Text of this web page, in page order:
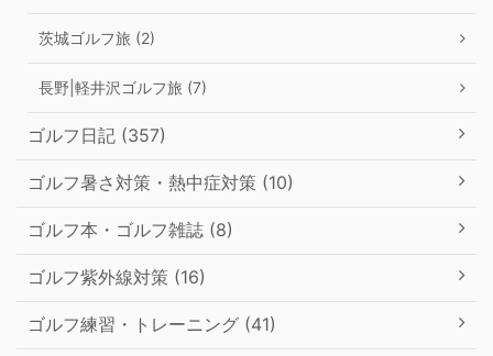
茨城ゴルフ旅 (2)
長野|軽井沢ゴルフ旅 (7)
ゴルフ日記 (357)
ゴルフ暑さ対策・熱中症対策 (10)
ゴルフ本・ゴルフ雑誌 (8)
ゴルフ紫外線対策 (16)
ゴルフ練習・トレーニング (41)